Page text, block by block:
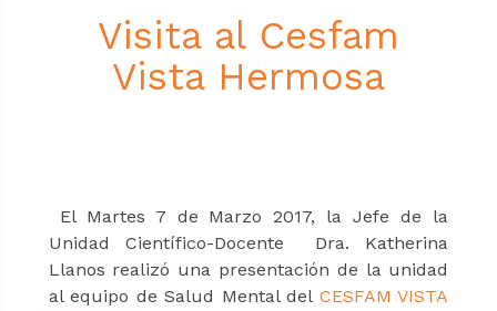
Visita al Cesfam
Vista Hermosa
El Martes 7 de Marzo 2017, la Jefe de la
Unidad Científico-Docente Dra. Katherina
Llanos realizó una presentación de la unidad
al equipo de Salud Mental del CESFAM VISTA